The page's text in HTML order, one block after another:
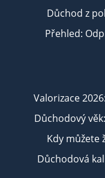
Důchod z
Přehled:
Valorizace
Důchodový
Kdy můžete
Důchodová